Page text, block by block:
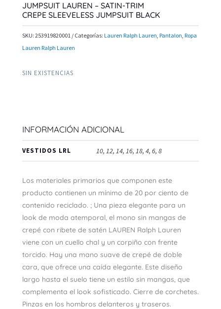
JUMPSUIT LAUREN – SATIN-TRIM
CREPE SLEEVELESS JUMPSUIT BLACK
SKU: 253919820001 Categorías: Lauren Ralph Lauren, Pantalon, Ropa
Lauren Ralph Lauren
SIN EXISTENCIAS
INFORMACIÓN ADICIONAL
VESTIDOS LRL 10, 12, 14, 16, 18, 4, 6, 8
Los materiales primarios que componen este
producto contienen un mínimo de 20 por ciento de
contenido reciclado. ; Una pieza elegante para un
look de moda atemporal, el mono sin mangas de
crepé con ribete de satén LAUREN Ralph Lauren
viene con un cuello chal y un corpiño con frente
torcido. Hay una mano suave de crepé de doble
cara, que ofrece una caída elegante. Este diseño
largo hasta el suelo tiene un estilo sin mangas, que
complementa el look sofisticado. Cierre de corchetes.
Pinzas en los hombros delanteros y traseros.